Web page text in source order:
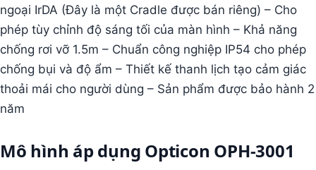
ngoại IrDA (Đây là một Cradle được bán riêng) – Cho
phép tùy chỉnh độ sáng tối của màn hình – Khả năng
chống rơi vỡ 1.5m – Chuẩn công nghiệp IP54 cho phép
chống bụi và độ ẩm – Thiết kế thanh lịch tạo cảm giác
thoải mái cho người dùng – Sản phẩm được bảo hành 2
năm
Mô hình áp dụng Opticon OPH-3001